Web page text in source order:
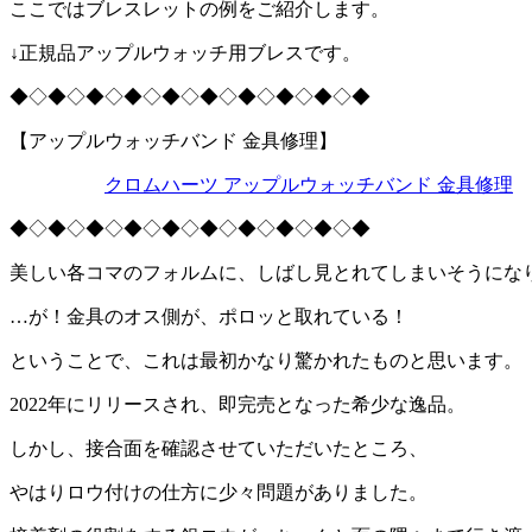
ここではブレスレットの例をご紹介します。
↓正規品アップルウォッチ用ブレスです。
◆◇◆◇◆◇◆◇◆◇◆◇◆◇◆◇◆◇◆
【アップルウォッチバンド 金具修理】
クロムハーツ アップルウォッチバンド 金具修理
◆◇◆◇◆◇◆◇◆◇◆◇◆◇◆◇◆◇◆
美しい各コマのフォルムに、しばし見とれてしまいそうにな
…が！金具のオス側が、ポロッと取れている！
ということで、これは最初かなり驚かれたものと思います。
2022年にリリースされ、即完売となった希少な逸品。
しかし、接合面を確認させていただいたところ、
やはりロウ付けの仕方に少々問題がありました。